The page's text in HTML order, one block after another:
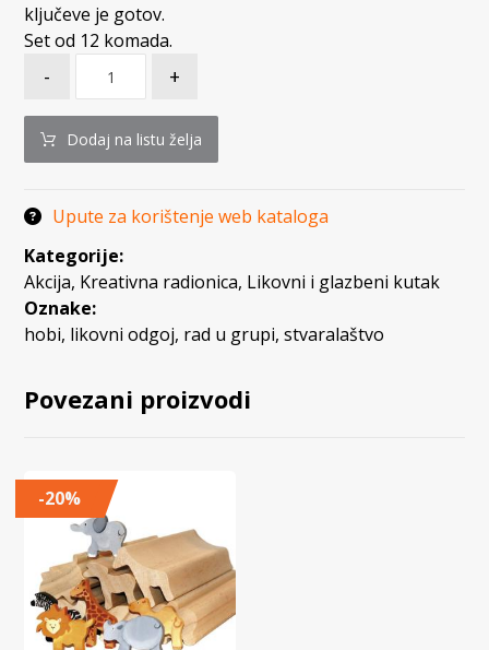
ključeve je gotov.
Set od 12 komada.
- +
Dodaj na listu želja
Upute za korištenje web kataloga
Kategorije:
Akcija, Kreativna radionica, Likovni i glazbeni kutak
Oznake:
hobi, likovni odgoj, rad u grupi,stvaralaštvo
Povezani proizvodi
-20%